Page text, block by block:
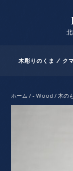
木彫りのくま / ク
ホーム /- Wood / 木の